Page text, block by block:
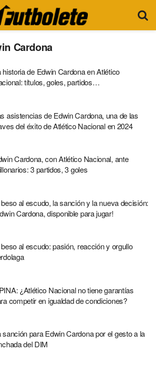
Cardona
historia de Edwin Cardona en Atlético
títulos, goles, partidos…
asistencias de Edwin Cardona, una de las
del éxito de Atlético Nacional en 2024
Cardona, con Atlético Nacional, ante
3 partidos, 3 goles
al escudo, la sanción y la nueva decisión:
Cardona, disponible para jugar!
al escudo: pasión, reacción y orgullo
¿Atlético Nacional no tiene garantías
competir en igualdad de condiciones?
sanción para Edwin Cardona por el gesto a la
del DIM